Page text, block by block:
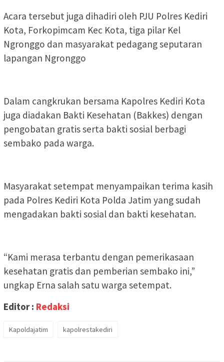
Acara tersebut juga dihadiri oleh PJU Polres Kediri
Kota, Forkopimcam Kec Kota, tiga pilar Kel
Ngronggo dan masyarakat pedagang seputaran
lapangan Ngronggo
Dalam cangkrukan bersama Kapolres Kediri Kota
juga diadakan Bakti Kesehatan (Bakkes) dengan
pengobatan gratis serta bakti sosial berbagi
sembako pada warga.
Masyarakat setempat menyampaikan terima kasih
pada Polres Kediri Kota Polda Jatim yang sudah
mengadakan bakti sosial dan bakti kesehatan.
“Kami merasa terbantu dengan pemerikasaan
kesehatan gratis dan pemberian sembako ini,”
ungkap Erna salah satu warga setempat.
Editor : Redaksi
Kapoldajatim kapolrestakediri